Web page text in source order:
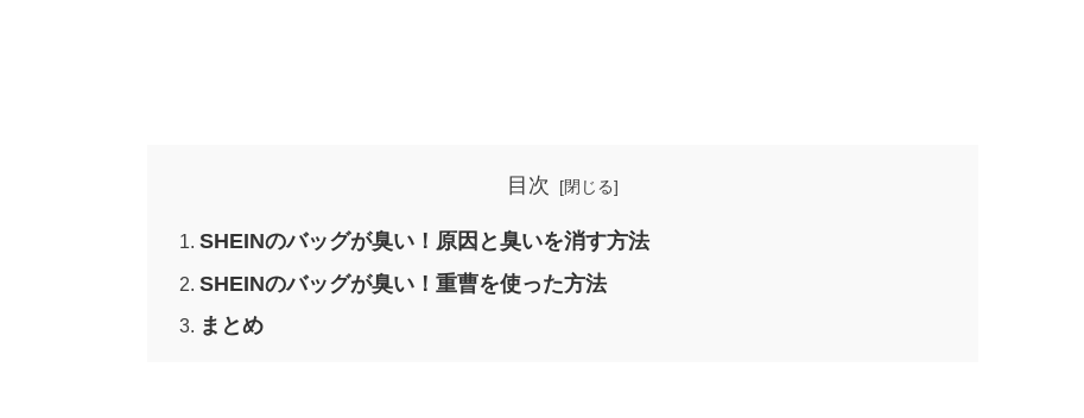
目次
SHEINのバッグが臭い！原因と臭いを消す方法
SHEINのバッグが臭い！重曹を使った方法
まとめ